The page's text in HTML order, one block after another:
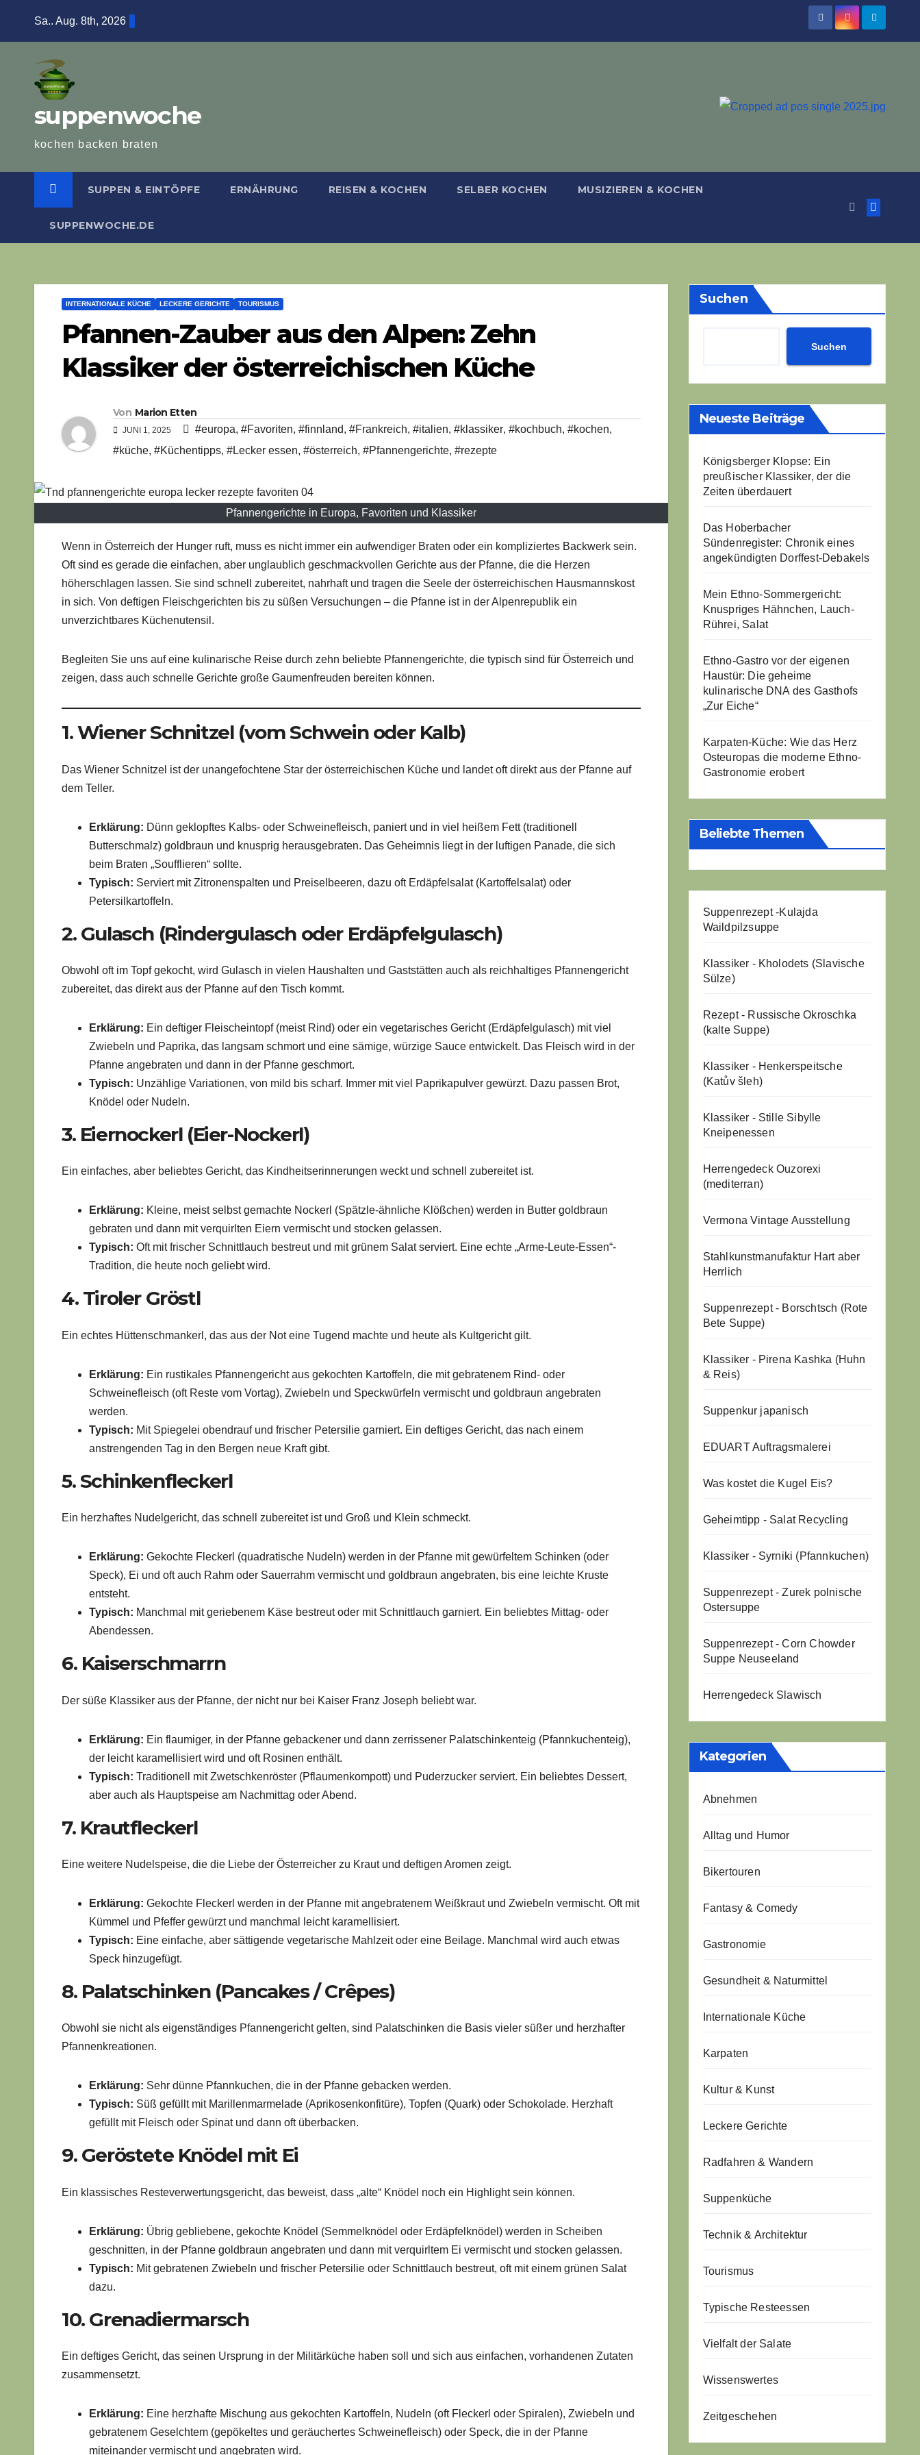
Sa.. Aug. 8th, 2026
suppenwoche
kochen backen braten
SUPPEN & EINTÖPFE ERNÄHRUNG REISEN & KOCHEN SELBER KOCHEN MUSIZIEREN & KOCHEN
SUPPENWOCHE.DE
INTERNATIONALE KÜCHE LECKERE GERICHTE TOURISMUS
Pfannen-Zauber aus den Alpen: Zehn
Klassiker der österreichischen Küche
Von Marion Etten
JUNI 1, 2025 #europa, #Favoriten, #finnland, #Frankreich, #italien, #klassiker, #kochbuch, #kochen,
#küche, #Küchentipps, #Lecker essen, #österreich, #Pfannengerichte, #rezepte
Pfannengerichte in Europa, Favoriten und Klassiker
Wenn in Österreich der Hunger ruft, muss es nicht immer ein aufwendiger Braten oder ein kompliziertes Backwerk sein.
Oft sind es gerade die einfachen, aber unglaublich geschmackvollen Gerichte aus der Pfanne, die die Herzen
höherschlagen lassen. Sie sind schnell zubereitet, nahrhaft und tragen die Seele der österreichischen Hausmannskost
in sich. Von deftigen Fleischgerichten bis zu süßen Versuchungen – die Pfanne ist in der Alpenrepublik ein
unverzichtbares Küchenutensil.
Begleiten Sie uns auf eine kulinarische Reise durch zehn beliebte Pfannengerichte, die typisch sind für Österreich und
zeigen, dass auch schnelle Gerichte große Gaumenfreuden bereiten können.
1. Wiener Schnitzel (vom Schwein oder Kalb)
Das Wiener Schnitzel ist der unangefochtene Star der österreichischen Küche und landet oft direkt aus der Pfanne auf
dem Teller.
Erklärung: Dünn geklopftes Kalbs- oder Schweinefleisch, paniert und in viel heißem Fett (traditionell
Butterschmalz) goldbraun und knusprig herausgebraten. Das Geheimnis liegt in der luftigen Panade, die sich
beim Braten „Soufflieren“ sollte.
Typisch: Serviert mit Zitronenspalten und Preiselbeeren, dazu oft Erdäpfelsalat (Kartoffelsalat) oder
Petersilkartoffeln.
2. Gulasch (Rindergulasch oder Erdäpfelgulasch)
Obwohl oft im Topf gekocht, wird Gulasch in vielen Haushalten und Gaststätten auch als reichhaltiges Pfannengericht
zubereitet, das direkt aus der Pfanne auf den Tisch kommt.
Erklärung: Ein deftiger Fleischeintopf (meist Rind) oder ein vegetarisches Gericht (Erdäpfelgulasch) mit viel
Zwiebeln und Paprika, das langsam schmort und eine sämige, würzige Sauce entwickelt. Das Fleisch wird in der
Pfanne angebraten und dann in der Pfanne geschmort.
Typisch: Unzählige Variationen, von mild bis scharf. Immer mit viel Paprikapulver gewürzt. Dazu passen Brot,
Knödel oder Nudeln.
3. Eiernockerl (Eier-Nockerl)
Ein einfaches, aber beliebtes Gericht, das Kindheitserinnerungen weckt und schnell zubereitet ist.
Erklärung: Kleine, meist selbst gemachte Nockerl (Spätzle-ähnliche Klößchen) werden in Butter goldbraun
gebraten und dann mit verquirlten Eiern vermischt und stocken gelassen.
Typisch: Oft mit frischer Schnittlauch bestreut und mit grünem Salat serviert. Eine echte „Arme-Leute-Essen“-
Tradition, die heute noch geliebt wird.
4. Tiroler Gröstl
Ein echtes Hüttenschmankerl, das aus der Not eine Tugend machte und heute als Kultgericht gilt.
Erklärung: Ein rustikales Pfannengericht aus gekochten Kartoffeln, die mit gebratenem Rind- oder
Schweinefleisch (oft Reste vom Vortag), Zwiebeln und Speckwürfeln vermischt und goldbraun angebraten
werden.
Typisch: Mit Spiegelei obendrauf und frischer Petersilie garniert. Ein deftiges Gericht, das nach einem
anstrengenden Tag in den Bergen neue Kraft gibt.
5. Schinkenfleckerl
Ein herzhaftes Nudelgericht, das schnell zubereitet ist und Groß und Klein schmeckt.
Erklärung: Gekochte Fleckerl (quadratische Nudeln) werden in der Pfanne mit gewürfeltem Schinken (oder
Speck), Ei und oft auch Rahm oder Sauerrahm vermischt und goldbraun angebraten, bis eine leichte Kruste
entsteht.
Typisch: Manchmal mit geriebenem Käse bestreut oder mit Schnittlauch garniert. Ein beliebtes Mittag- oder
Abendessen.
6. Kaiserschmarrn
Der süße Klassiker aus der Pfanne, der nicht nur bei Kaiser Franz Joseph beliebt war.
Erklärung: Ein flaumiger, in der Pfanne gebackener und dann zerrissener Palatschinkenteig (Pfannkuchenteig),
der leicht karamellisiert wird und oft Rosinen enthält.
Typisch: Traditionell mit Zwetschkenröster (Pflaumenkompott) und Puderzucker serviert. Ein beliebtes Dessert,
aber auch als Hauptspeise am Nachmittag oder Abend.
7. Krautfleckerl
Eine weitere Nudelspeise, die die Liebe der Österreicher zu Kraut und deftigen Aromen zeigt.
Erklärung: Gekochte Fleckerl werden in der Pfanne mit angebratenem Weißkraut und Zwiebeln vermischt. Oft mit
Kümmel und Pfeffer gewürzt und manchmal leicht karamellisiert.
Typisch: Eine einfache, aber sättigende vegetarische Mahlzeit oder eine Beilage. Manchmal wird auch etwas
Speck hinzugefügt.
8. Palatschinken (Pancakes / Crêpes)
Obwohl sie nicht als eigenständiges Pfannengericht gelten, sind Palatschinken die Basis vieler süßer und herzhafter
Pfannenkreationen.
Erklärung: Sehr dünne Pfannkuchen, die in der Pfanne gebacken werden.
Typisch: Süß gefüllt mit Marillenmarmelade (Aprikosenkonfitüre), Topfen (Quark) oder Schokolade. Herzhaft
gefüllt mit Fleisch oder Spinat und dann oft überbacken.
9. Geröstete Knödel mit Ei
Ein klassisches Resteverwertungsgericht, das beweist, dass „alte“ Knödel noch ein Highlight sein können.
Erklärung: Übrig gebliebene, gekochte Knödel (Semmelknödel oder Erdäpfelknödel) werden in Scheiben
geschnitten, in der Pfanne goldbraun angebraten und dann mit verquirltem Ei vermischt und stocken gelassen.
Typisch: Mit gebratenen Zwiebeln und frischer Petersilie oder Schnittlauch bestreut, oft mit einem grünen Salat
dazu.
10. Grenadiermarsch
Ein deftiges Gericht, das seinen Ursprung in der Militärküche haben soll und sich aus einfachen, vorhandenen Zutaten
zusammensetzt.
Erklärung: Eine herzhafte Mischung aus gekochten Kartoffeln, Nudeln (oft Fleckerl oder Spiralen), Zwiebeln und
gebratenem Geselchtem (gepökeltes und geräuchertes Schweinefleisch) oder Speck, die in der Pfanne
miteinander vermischt und angebraten wird.
Suchen
Suchen
Neueste Beiträge
Königsberger Klopse: Ein
preußischer Klassiker, der die
Zeiten überdauert
Das Hoberbacher
Sündenregister: Chronik eines
angekündigten Dorffest-Debakels
Mein Ethno-Sommergericht:
Knuspriges Hähnchen, Lauch-
Rührei, Salat
Ethno-Gastro vor der eigenen
Haustür: Die geheime
kulinarische DNA des Gasthofs
„Zur Eiche“
Karpaten-Küche: Wie das Herz
Osteuropas die moderne Ethno-
Gastronomie erobert
Beliebte Themen
Suppenrezept -Kulajda
Waildpilzsuppe
Klassiker - Kholodets (Slavische
Sülze)
Rezept - Russische Okroschka
(kalte Suppe)
Klassiker - Henkerspeitsche
(Katův šleh)
Klassiker - Stille Sibylle
Kneipenessen
Herrengedeck Ouzorexi
(mediterran)
Vermona Vintage Ausstellung
Stahlkunstmanufaktur Hart aber
Herrlich
Suppenrezept - Borschtsch (Rote
Bete Suppe)
Klassiker - Pirena Kashka (Huhn
& Reis)
Suppenkur japanisch
EDUART Auftragsmalerei
Was kostet die Kugel Eis?
Geheimtipp - Salat Recycling
Klassiker - Syrniki (Pfannkuchen)
Suppenrezept - Zurek polnische
Ostersuppe
Suppenrezept - Corn Chowder
Suppe Neuseeland
Herrengedeck Slawisch
Kategorien
Abnehmen
Alltag und Humor
Bikertouren
Fantasy & Comedy
Gastronomie
Gesundheit & Naturmittel
Internationale Küche
Karpaten
Kultur & Kunst
Leckere Gerichte
Radfahren & Wandern
Suppenküche
Technik & Architektur
Tourismus
Typische Resteessen
Vielfalt der Salate
Wissenswertes
Zeitgeschehen